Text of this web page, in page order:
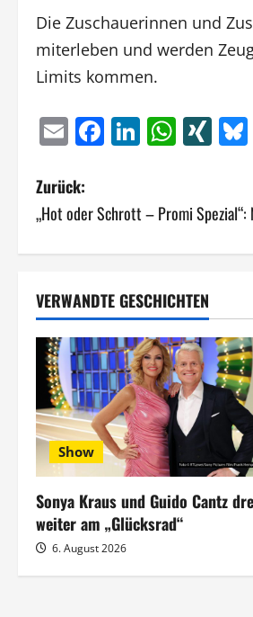
Die Zuschauerinnen und
miterleben und werden
Limits kommen.
EmailFacebook
B
e
i
t
r
a
g
s
n
a
v
Zurück:
„Hot oder Schrott – Promi
VERWANDTE GESCHICHTEN
Show
Sonya Kraus und Guido Cantz
weiter am „Glücksrad“
6. August 2026